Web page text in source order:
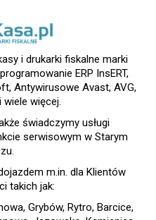
i drukarki fiskalne marki
ERP InsERT,
Antywirusowe Avast, AVG,
wiele więcej.
świadczymy usługi
serwisowym w Starym
m.in. dla Klientów
takich jak:
Grybów, Rytro, Barcice,